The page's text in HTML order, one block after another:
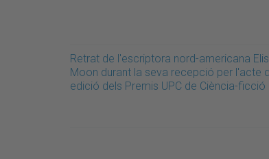
Retrat de l'escriptora nord-americana
Moon durant la seva recepció per l'acte
edició dels Premis UPC de Ciència-ficció